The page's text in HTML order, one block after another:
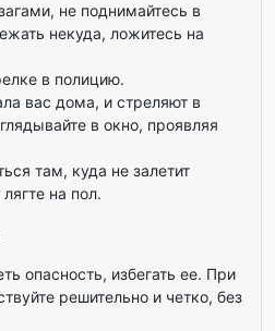
не поднимайтесь в
некуда, ложитесь на
в полицию.
вас дома, и стреляют в
в окно, проявляя
там, куда не залетит
на пол.
опасность, избегать ее. При
решительно и четко, без